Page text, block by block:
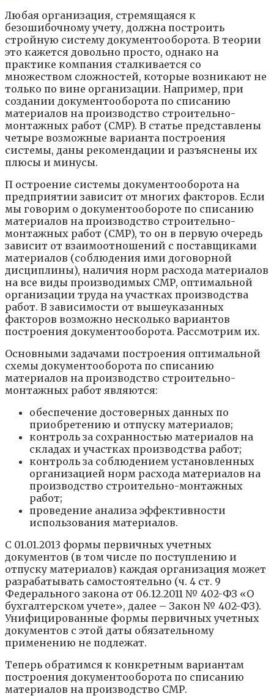
Любая организация, стремящаяся к
безошибочному учету, должна построить
стройную систему документооборота. В теории
это кажется довольно просто, однако на
практике компания сталкивается со
множеством сложностей, которые возникают не
только по вине организации. Например, при
создании документооборота по списанию
материалов на производство строительно-
монтажных работ (СМР). В статье представлены
четыре возможные варианта построения
системы, даны рекомендации и разъяснены их
плюсы и минусы.
П остроение системы документооборота на
предприятии зависит от многих факторов. Если
мы говорим о документообороте по списанию
материалов на производство строительно-
монтажных работ (СМР), то он в первую очередь
зависит от взаимоотношений с поставщиками
материалов (соблюдения ими договорной
дисциплины), наличия норм расхода материалов
на все виды производимых СМР, оптимальной
организации труда на участках производства
работ. В зависимости от вышеуказанных
факторов возможно несколько вариантов
построения документооборота. Рассмотрим их.
Основными задачами построения оптимальной
схемы документооборота по списанию
материалов на производство строительно-
монтажных работ являются:
обеспечение достоверных данных по
приобретению и отпуску материалов;
контроль за сохранностью материалов на
складах и участках производства работ;
контроль за соблюдением установленных
организацией норм расхода материалов на
производство строительно-монтажных
работ;
проведение анализа эффективности
использования материалов.
С 01.01.2013 формы первичных учетных
документов (в том числе по поступлению и
отпуску материалов) каждая организация может
разрабатывать самостоятельно (ч. 4 ст. 9
Федерального закона от 06.12.2011 № 402-ФЗ «О
бухгалтерском учете», далее – Закон № 402-ФЗ).
Унифицированные формы первичных учетных
документов с этой даты обязательному
применению не подлежат.
Теперь обратимся к конкретным вариантам
построения документооборота по списанию
материалов на производство СМР.